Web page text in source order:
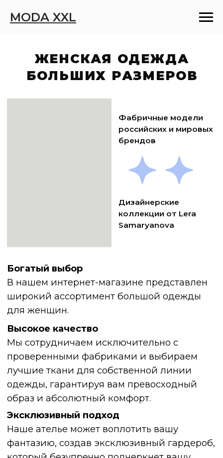
MODA XXL
БОЛЬШИХ РАЗМЕРОВ
брендов
Дизайнерские
В нашем интернет-магазине представлен
широкий ассортимент большой одежды
лучшие ткани для собственной линии
одежды, гарантируя вам превосходный
образ и абсолютный комфорт.
Эксклюзивный подход
Наше ателье может воплотить вашу
фантазию, создав эксклюзивный гардероб,
который безупречно подчеркнет вашу
работаем с роскошными формами, сочетая
кутюрные ткани, индивидуальные лекала
и ювелирную точность посадки.